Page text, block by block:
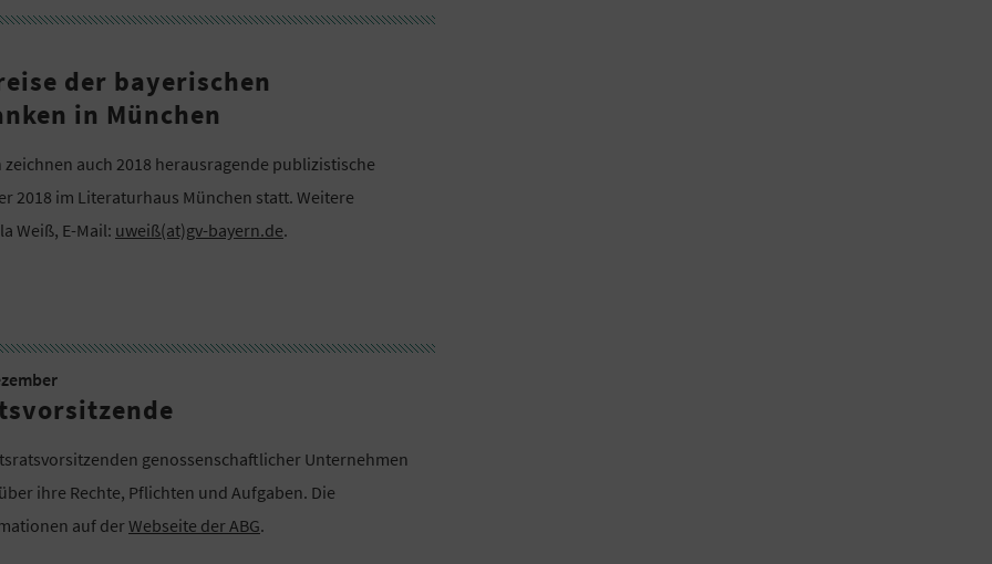
der bayerischen
in München
auch 2018 herausragende publizistische
2018 im Literaturhaus München statt. Weitere
Weiß, E-Mail: uweiß(at)gv-bayern.de.
genossenschaftlicher Unternehmen
ihre Rechte, Pflichten und Aufgaben. Die
auf derWebseite der ABG.